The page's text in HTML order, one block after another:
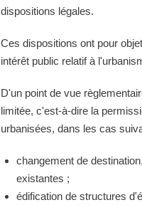
dispositions légales.
Ces dispositions ont pour
intérêt public relatif à
D'un point de vue
limitée, c'est-à-dire la
urbanisées, dans les cas
changement de
existantes ;
édification de structures